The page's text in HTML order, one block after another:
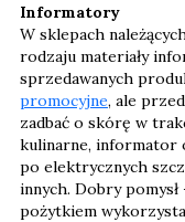
Informatory
W sklepach
rodzaju materiały
sprzedawanych
promocyjne, ale
zadbać o skórę w
kulinarne, informator
po elektrycznych
innych. Dobry
pożytkiem